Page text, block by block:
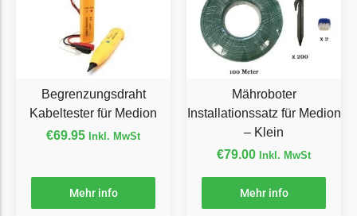
Cub Cadet Messer
Begrenzungsdraht
Ecovacs Messer
Einhell
Etesia
Begrenzungsdraht
Kabeltester für Medion
€69.95 Inkl. MwSt
Mehr info
Mähroboter
Installationssatz für Medion
– Klein
€79.00 Inkl. MwSt
Mehr info